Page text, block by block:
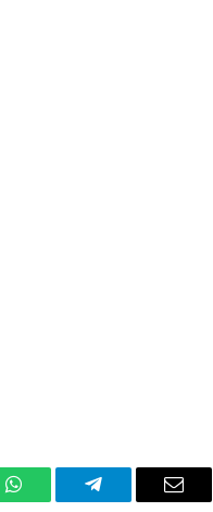
WhatsAppTelegram Email